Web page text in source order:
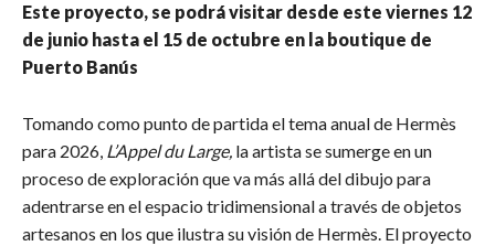
Este proyecto, se podrá visitar desde este viernes 12
de junio hasta el 15 de octubre en la boutique de
Puerto Banús
Tomando como punto de partida el tema anual de Hermès
para 2026, L’Appel du Large, la artista se sumerge en un
proceso de exploración que va más allá del dibujo para
adentrarse en el espacio tridimensional a través de objetos
artesanos en los que ilustra su visión de Hermès. El proyecto